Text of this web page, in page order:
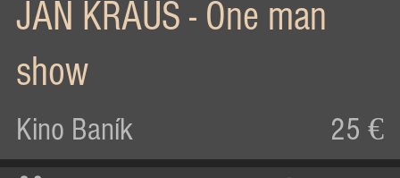
JAN KRAUS - One man
show
Kino Baník 25 €